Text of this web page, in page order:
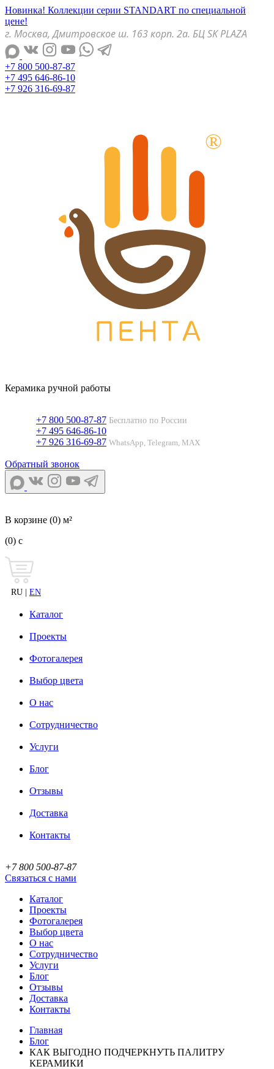
Новинка! Коллекции серии STANDART по специальной
цене!
г. Москва, Дмитровское ш. 163 корп. 2а. БЦ SK PLAZA
+7 800 500-87-87
+7 495 646-86-10
+7 926 316-69-87
Керамика ручной работы
+7 800 500-87-87 Бесплатно по России
+7 495 646-86-10
+7 926 316-69-87 WhatsApp, Telegram, MAX
Обратный звонок
В корзине (0) м²
(0) c
RU | EN
Каталог
Проекты
Фотогалерея
Выбор цвета
О нас
Сотрудничество
Услуги
Блог
Отзывы
Доставка
Контакты
+7 800 500-87-87
Связаться с нами
Каталог
Проекты
Фотогалерея
Выбор цвета
О нас
Сотрудничество
Услуги
Блог
Отзывы
Доставка
Контакты
Главная
Блог
КАК ВЫГОДНО ПОДЧЕРКНУТЬ ПАЛИТРУ
КЕРАМИКИ